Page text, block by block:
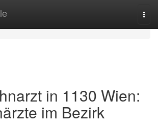
in 1130 Wien:
im Bezirk